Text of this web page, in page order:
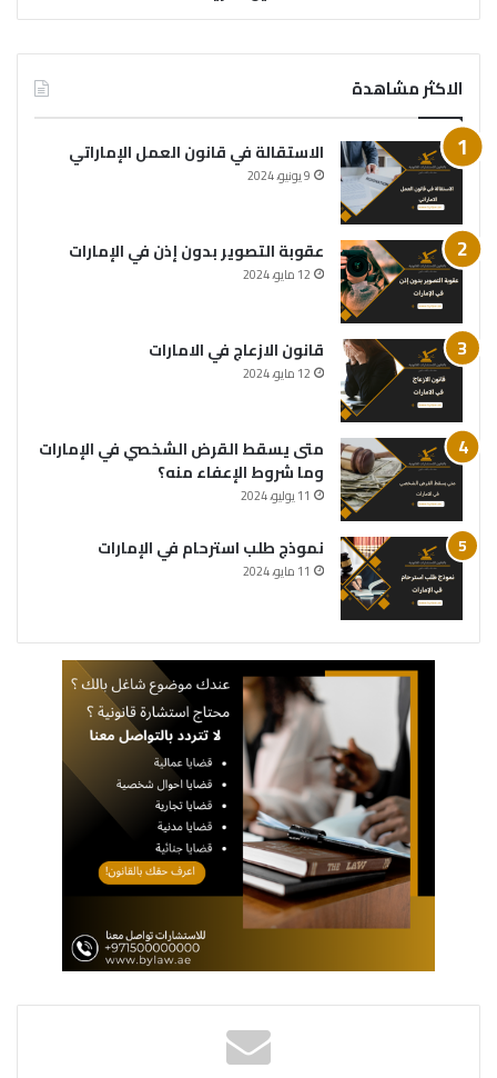
الاكثر مشاهدة
الاستقالة في قانون العمل الإماراتي
9 يونيو، 2024
عقوبة التصوير بدون إذن في الإمارات
12 مايو، 2024
قانون الازعاج في الامارات
12 مايو، 2024
متى يسقط القرض الشخصي في الإمارات
وما شروط الإعفاء منه؟
11 يوليو، 2024
نموذج طلب استرحام في الإمارات
11 مايو، 2024